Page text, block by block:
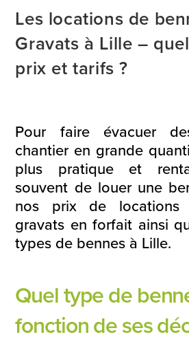
Les locations de
Gravats à Lille –
prix et tarifs ?
Pour faire évacuer
chantier en grande
plus pratique et
souvent de louer une
nos prix de
gravats en forfait ainsi
types de bennes à Lille.
Quel type de
fonction de ses